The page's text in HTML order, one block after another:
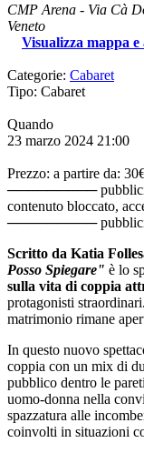
CMP Arena - Via Cà
Veneto
Visualizza mappa
Categorie: Cabaret
Tipo: Cabaret
Quando
23 marzo 2024 21:00
Prezzo: a partire da:
─────────
contenuto bloccato,
─────────
Scritto da Katia
Posso Spiegare" è lo
sulla vita di coppia
protagonisti
matrimonio rimane
In questo nuovo
coppia con un mix di
pubblico dentro le
uomo-donna nella
spazzatura alle
coinvolti in situazioni